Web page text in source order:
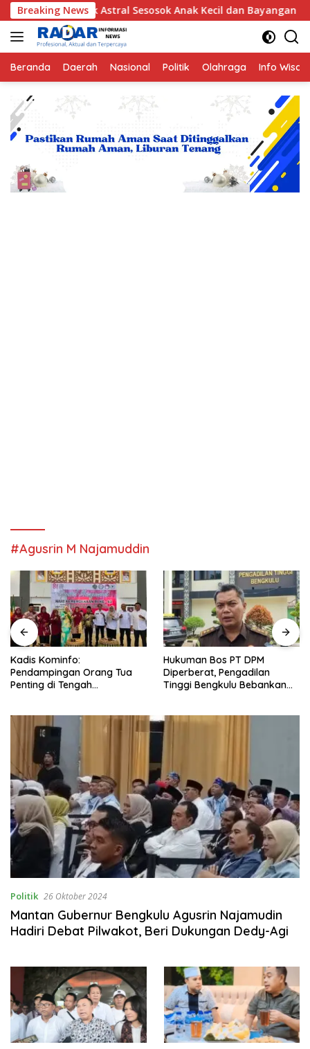
Langsung
ke
konten
Breaking News
Makhluk Astral Sesosok Anak Kecil dan Bayangan Putih Kilat
Beranda Daerah Nasional Politik Olahraga Info
#Agusrin M Najamuddin
Kadis Kominfo:
Pendampingan Orang Tua
Penting di Tengah
Hukuman Bos PT DPM
Diperberat, Pengadilan
Tinggi Bengkulu Bebankan
Politik 26 Oktober 2024
Mantan Gubernur Bengkulu Agusrin Najamudin
Hadiri Debat Pilwakot, Beri Dukungan Dedy-Agi